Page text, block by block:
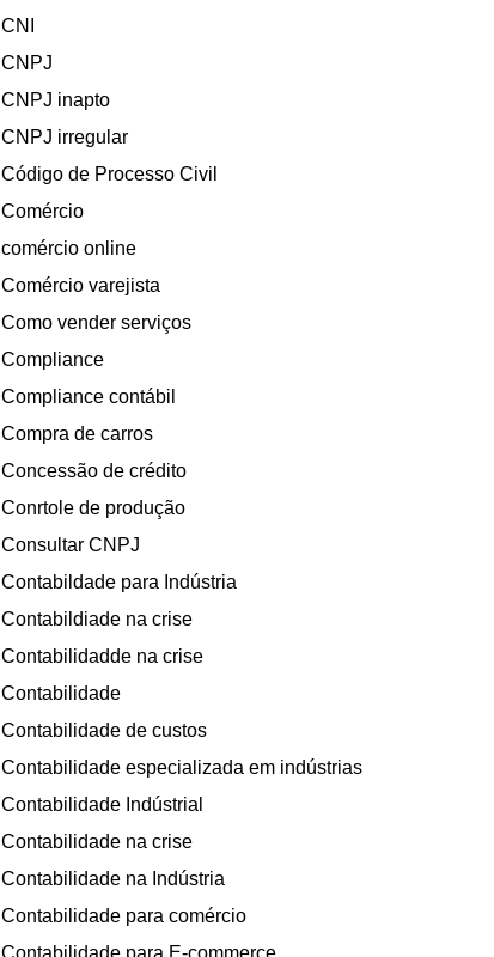
CNI
CNPJ
CNPJ inapto
CNPJ irregular
Código de Processo Civil
Comércio
comércio online
Comércio varejista
Como vender serviços
Compliance
Compliance contábil
Compra de carros
Concessão de crédito
Conrtole de produção
Consultar CNPJ
Contabildade para Indústria
Contabildiade na crise
Contabilidadde na crise
Contabilidade
Contabilidade de custos
Contabilidade especializada em indústrias
Contabilidade Indústrial
Contabilidade na crise
Contabilidade na Indústria
Contabilidade para comércio
Contabilidade para E-commerce